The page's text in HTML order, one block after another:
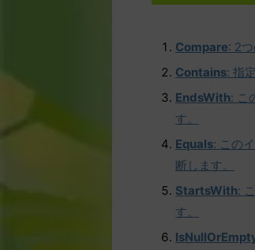
Compare: 2
Contains: 指
EndsWith: こ
す。
Equals: この
断します。
StartsWith:
す。